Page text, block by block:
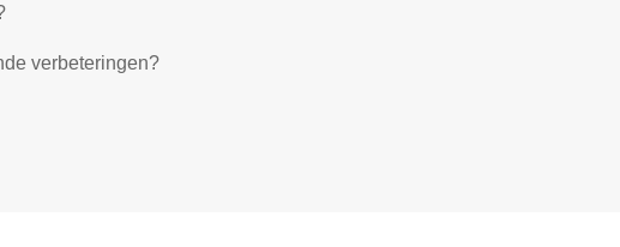
verbeteringen?